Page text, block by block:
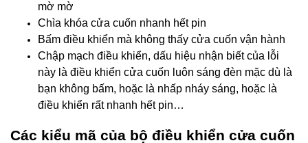
mờ mờ
Chìa khóa cửa cuốn nhanh hết pin
Bấm điều khiển mà không thấy cửa cuốn vận hành
Chập mạch điều khiển, dấu hiệu nhận biết của lỗi
này là điều khiển cửa cuốn luôn sáng đèn mặc dù là
bạn không bấm, hoặc là nhấp nháy sáng, hoặc là
điều khiển rất nhanh hết pin…
Các kiểu mã của bộ điều khiển cửa cuốn